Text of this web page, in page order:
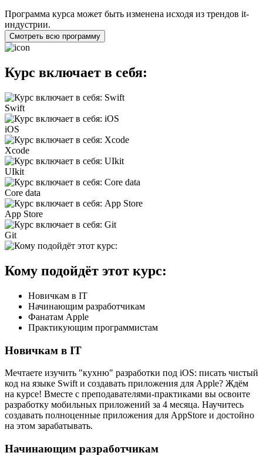
Программа курса может быть изменена исходя из трендов it-
индустрии.
Смотреть всю программу
Курс включает в себя:
Swift
iOS
Xcode
UIkit
Core data
App Store
Git
Кому подойдёт этот курс:
Новичкам в IT
Начинающим разработчикам
Фанатам Apple
Практикующим программистам
Новичкам в IT
Мечтаете изучить "кухню" разработки под iOS: писать чистый
код на языке Swift и создавать приложения для Apple? Ждём
на курсе! Вместе с преподавателями-практиками вы освоите
разработку мобильных приложений за 4 месяца. Научитесь
создавать полноценные приложения для AppStore и достойно
на этом зарабатывать.
Начинающим разработчикам